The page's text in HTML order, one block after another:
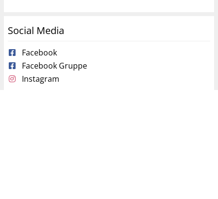
Social Media
Facebook
Facebook Gruppe
Instagram